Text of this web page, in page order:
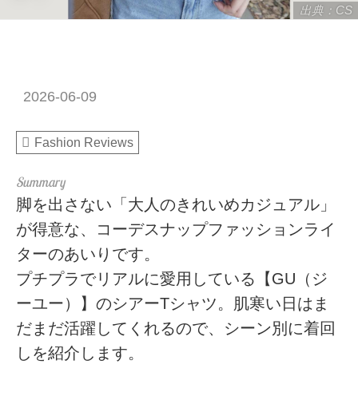
出典：CS
2026-06-09
Fashion Reviews
脚を出さない「大人のきれいめカジュアル」
が得意な、コーデスナップファッションライ
ターのあいりです。
プチプラでリアルに愛用している【GU（ジ
ーユー）】のシアーTシャツ。肌寒い日はま
だまだ活躍してくれるので、シーン別に着回
しを紹介します。